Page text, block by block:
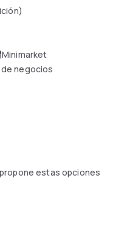
Minimarket
negocios
estas opciones